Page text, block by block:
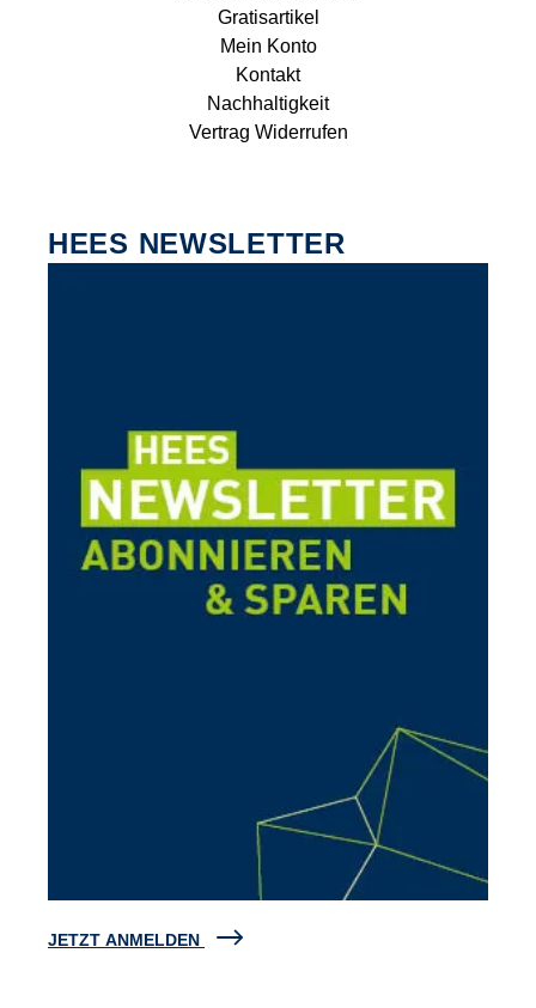
Gratisartikel
Mein Konto
Kontakt
Nachhaltigkeit
Vertrag Widerrufen
HEES NEWSLETTER
JETZT ANMELDEN